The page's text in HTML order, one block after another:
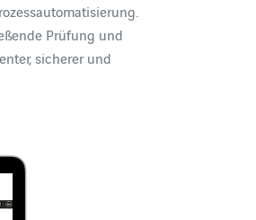
Prüfung und
sicherer und